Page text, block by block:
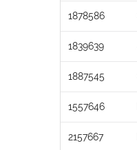
1878586
1839639
1887545
1557646
2157667